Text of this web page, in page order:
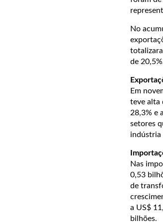
No
de
Em
teve alta
28,3% e
setores
indústria
Nas
0,53
de
a US$
bilhões.